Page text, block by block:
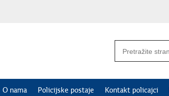
O nama Policijske postaje Kontakt policajci